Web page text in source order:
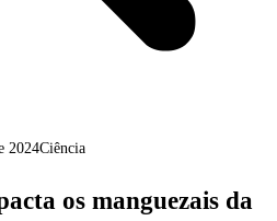
2024Ciência
os manguezais da